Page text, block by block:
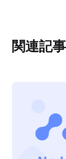
関連記事